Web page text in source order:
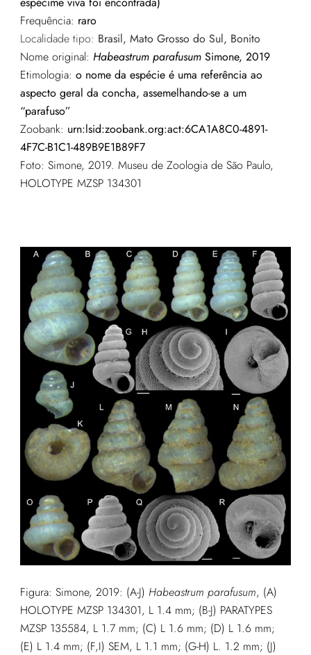
Frequência: raro
Localidade tipo: Brasil, Mato Grosso do Sul, Bonito
Nome original: Habeastrum parafusumSimone, 2019
Etimologia: o nome da espécie é uma referência ao
aspecto geral da concha, assemelhando-se a um
“parafuso”
Zoobank: urn:lsid:zoobank.org:act:6CA1A8C0-4891-
4F7C-B1C1-489B9E1B89F7
Foto: Simone, 2019. Museu de Zoologia de São Paulo,
HOLOTYPE MZSP 134301
Figura: Simone, 2019: (A-J) Habeastrum parafusum, (A)
HOLOTYPE MZSP 134301, L 1.4 mm; (B-J) PARATYPES
MZSP 135584, L 1.7 mm; (C) L 1.6 mm; (D) L 1.6 mm;
(E) L 1.4 mm; (F,I) SEM, L 1.1 mm; (G-H) L. 1.2 mm; (J)